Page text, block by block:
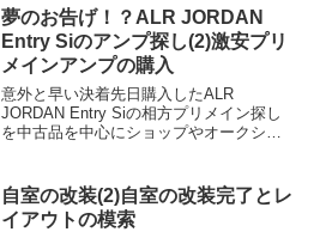
てarne Zero Desk 1100を設置しました。
自...
夢のお告げ！？ALR JORDAN
Entry Siのアンプ探し(2)激安プリ
メインアンプの購入
意外と早い決着先日購入したALR
JORDAN Entry Siの相方プリメイン探し
を中古品を中心にショップやオークショ
んが出てきて、訳有りのアンプをくれる
夢を見ました...
自室の改装(2)自室の改装完了とレ
イアウトの模索